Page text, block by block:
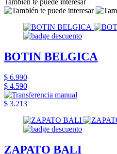
BOTIN BELGICA
$ 6.990
$ 4.590
$ 3.213
ZAPATO BALI